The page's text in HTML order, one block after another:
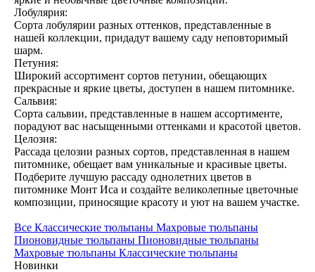
Лобулярия:
Сорта лобулярии разных оттенков, представленные в
нашей коллекции, придадут вашему саду неповторимый
шарм.
Петуния:
Широкий ассортимент сортов петунии, обещающих
прекрасные и яркие цветы, доступен в нашем питомнике.
Сальвия:
Сорта сальвии, представленные в нашем ассортименте,
порадуют вас насыщенными оттенками и красотой цветов.
Целозия:
Рассада целозии разных сортов, представленная в нашем
питомнике, обещает вам уникальные и красивые цветы.
Подберите лучшую рассаду однолетних цветов в
питомнике Монт Иса и создайте великолепные цветочные
композиции, приносящие красоту и уют на вашем участке.
Все Классические тюльпаны Махровые тюльпаны
Пионовидные тюльпаны Пионовидные тюльпаны
Махровые тюльпаны Классические тюльпаны
Новинки